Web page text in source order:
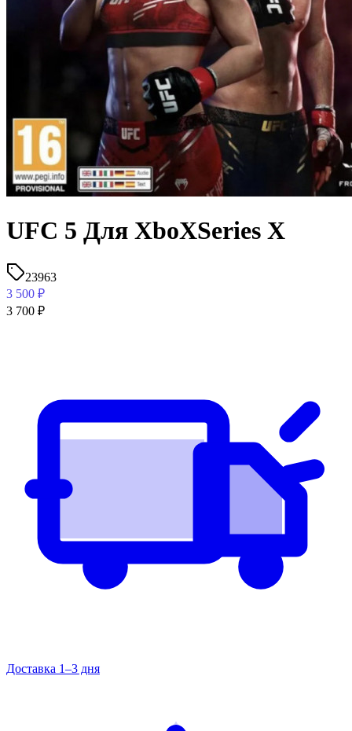
UFC 5 Для XboXSeries X
23963
3 500 ₽
3 700 ₽
Доставка 1–3 дня